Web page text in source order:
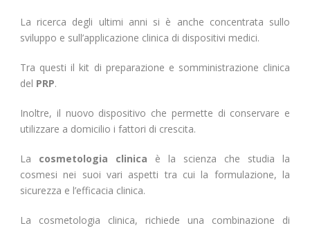
La ricerca degli ultimi anni si è anche concentrata sullo
sviluppo e sull’applicazione clinica di dispositivi medici.
Tra questi il kit di preparazione e somministrazione clinica
del PRP.
Inoltre, il nuovo dispositivo che permette di conservare e
utilizzare a domicilio i fattori di crescita.
La cosmetologia clinica è la scienza che studia la
cosmesi nei suoi vari aspetti tra cui la formulazione, la
sicurezza e l’efficacia clinica.
La cosmetologia clinica, richiede una combinazione di